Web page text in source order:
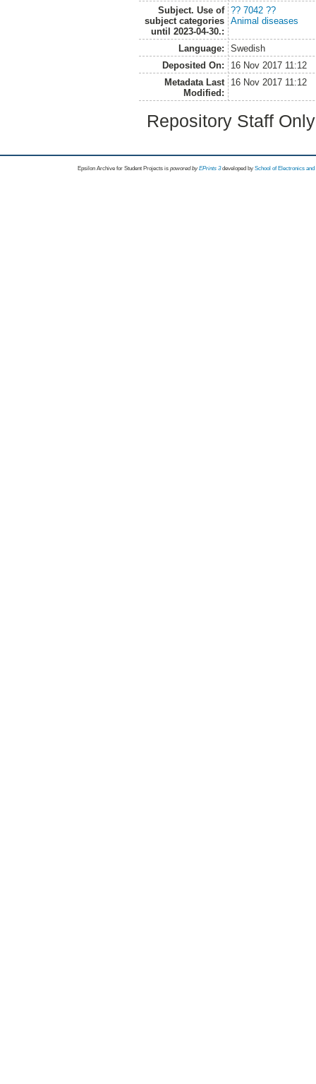
Subject. Use of
subject categories
until 2023-04-30.:
?? 7042 ??
Animal diseases
Language:
Swedish
Deposited On:
16 Nov 2017 11:12
Metadata Last
Modified:
16 Nov 2017 11:12
Repository Staff
Epsilon Archive for Student Projects is powored byEPrints 3 developed by School of Electronics